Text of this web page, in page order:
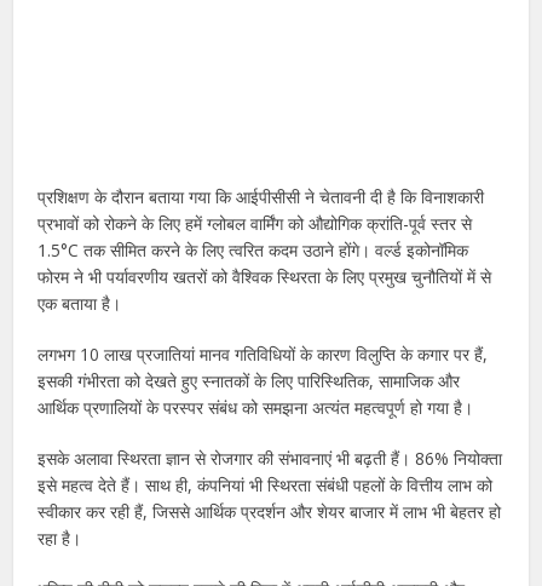
प्रशिक्षण के दौरान बताया गया कि आईपीसीसी ने चेतावनी दी है कि विनाशकारी
प्रभावों को रोकने के लिए हमें ग्लोबल वार्मिंग को औद्योगिक क्रांति-पूर्व स्तर से
1.5°C तक सीमित करने के लिए त्वरित कदम उठाने होंगे। वर्ल्ड इकोनॉमिक
फोरम ने भी पर्यावरणीय खतरों को वैश्विक स्थिरता के लिए प्रमुख चुनौतियों में से
एक बताया है।
लगभग 10 लाख प्रजातियां मानव गतिविधियों के कारण विलुप्ति के कगार पर हैं,
इसकी गंभीरता को देखते हुए स्नातकों के लिए पारिस्थितिक, सामाजिक और
आर्थिक प्रणालियों के परस्पर संबंध को समझना अत्यंत महत्वपूर्ण हो गया है।
इसके अलावा स्थिरता ज्ञान से रोजगार की संभावनाएं भी बढ़ती हैं। 86% नियोक्ता
इसे महत्व देते हैं। साथ ही, कंपनियां भी स्थिरता संबंधी पहलों के वित्तीय लाभ को
स्वीकार कर रही हैं, जिससे आर्थिक प्रदर्शन और शेयर बाजार में लाभ भी बेहतर हो
रहा है।